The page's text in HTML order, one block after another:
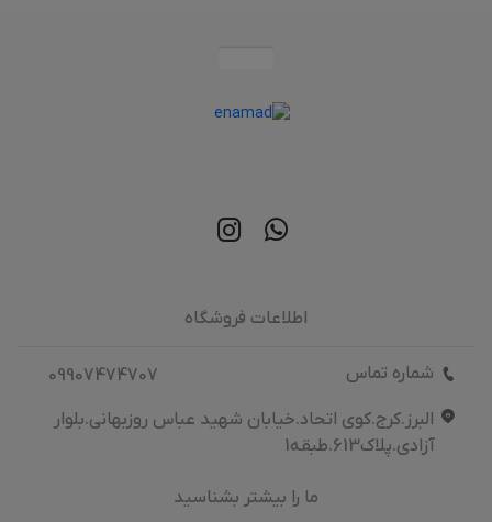
اطلاعات فروشگاه
شماره تماس
09907474707
البرز.کرج.کوی اتحاد.خیابان شهید عباس روزبهانی.بلوار
آزادی.پلاک613.طبقه1
ما را بیشتر بشناسید